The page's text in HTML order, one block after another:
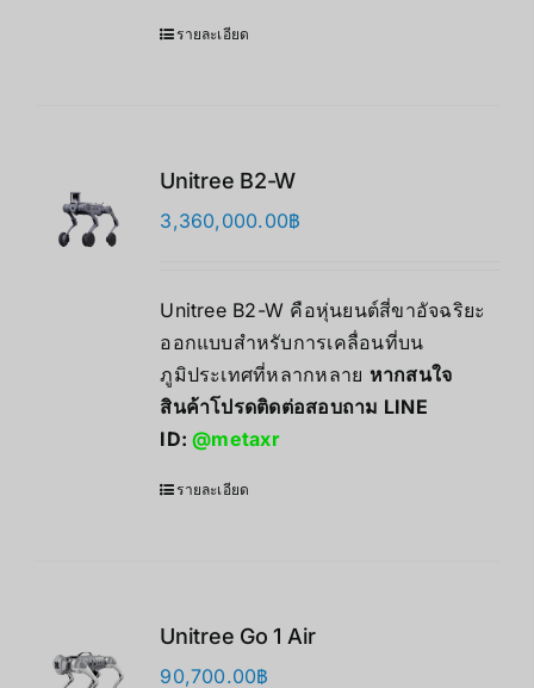
รายละเอียด
Unitree B2-W
3,360,000.00฿
Unitree B2-W คือหุ่นยนต์สี่ขาอัจฉริยะ
ออกแบบสำหรับการเคลื่อนที่บน
ภูมิประเทศที่หลากหลาย หากสนใจ
สินค้าโปรดติดต่อสอบถาม LINE
ID:@metaxr
รายละเอียด
Unitree Go 1 Air
90,700.00฿